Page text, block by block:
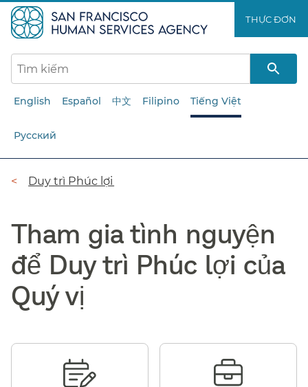
đến
nội
dung
THỰC ĐƠN​​
English Español 中文 Filipino Tiếng Việt
Русский
Đường
Duy trì Phúc lợi​​
Tham gia tình nguyện
để Duy trì Phúc lợi của
Quý vị​​